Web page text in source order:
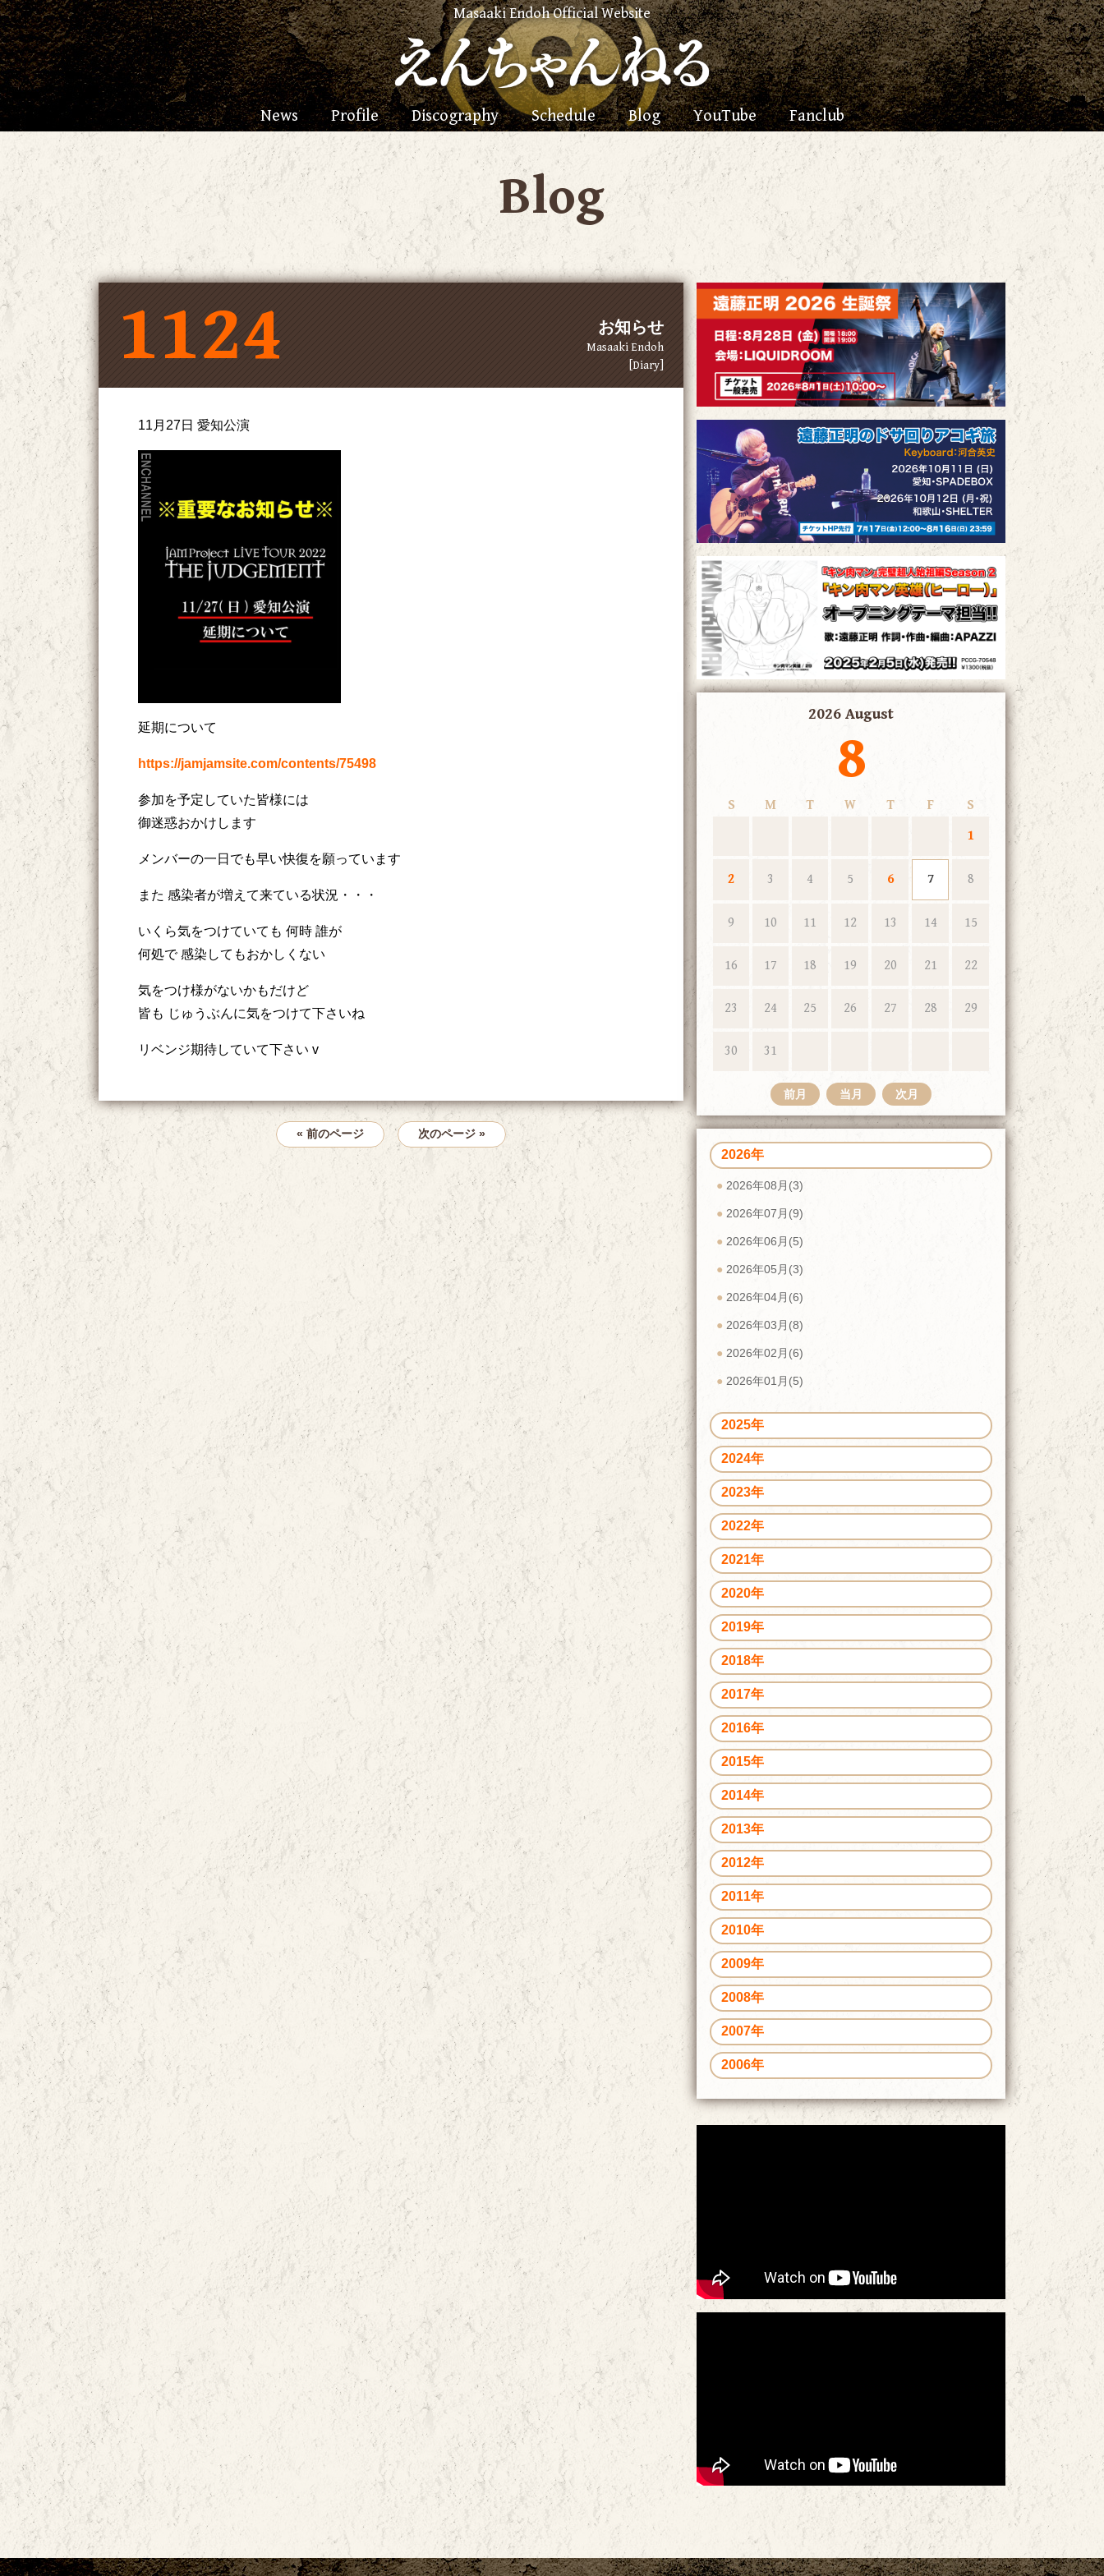
Masaaki Endoh Official Website
News Profile Discography Schedule Blog YouTube Fanclub
Blog
1124 お知らせ
Masaaki Endoh
[Diary]
11月27日 愛知公演
延期について
https://jamjamsite.com/contents/75498
参加を予定していた皆様には
御迷惑おかけします
メンバーの一日でも早い快復を願っています
また 感染者が増えて来ている状況・・・
いくら気をつけていても 何時 誰が
何処で 感染してもおかしくない
気をつけ様がないかもだけど
皆も じゅうぶんに気をつけて下さいね
リベンジ期待していて下さい v
« 前のページ 次のページ »
2026 August
8
S M T W T F
S
1
2 3 4 5 6 7 8
9 10 11 12 13 14 15
16 17 18 19 20 21 22
23 24 25 26 27 28 29
30 31
前月 当月 次月
2026年
2026年08月(3)
2026年07月(9)
2026年06月(5)
2026年05月(3)
2026年04月(6)
2026年03月(8)
2026年02月(6)
2026年01月(5)
2025年
2024年
2023年
2022年
2021年
2020年
2019年
2018年
2017年
2016年
2015年
2014年
2013年
2012年
2011年
2010年
2009年
2008年
2007年
2006年